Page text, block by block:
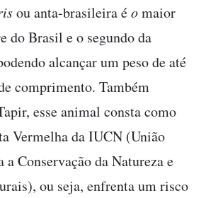
ou anta-brasileira éomaior
do Brasil e o segundo da
alcançar um peso de até
comprimento. Também
esse animal consta como
Vermelha da IUCN (União
Conservação da Natureza e
ou seja, enfrenta um risco